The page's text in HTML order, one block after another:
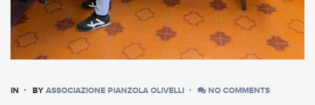
IN BY ASSOCIAZIONE PIANZOLA OLIVELLI NO COMMENTS